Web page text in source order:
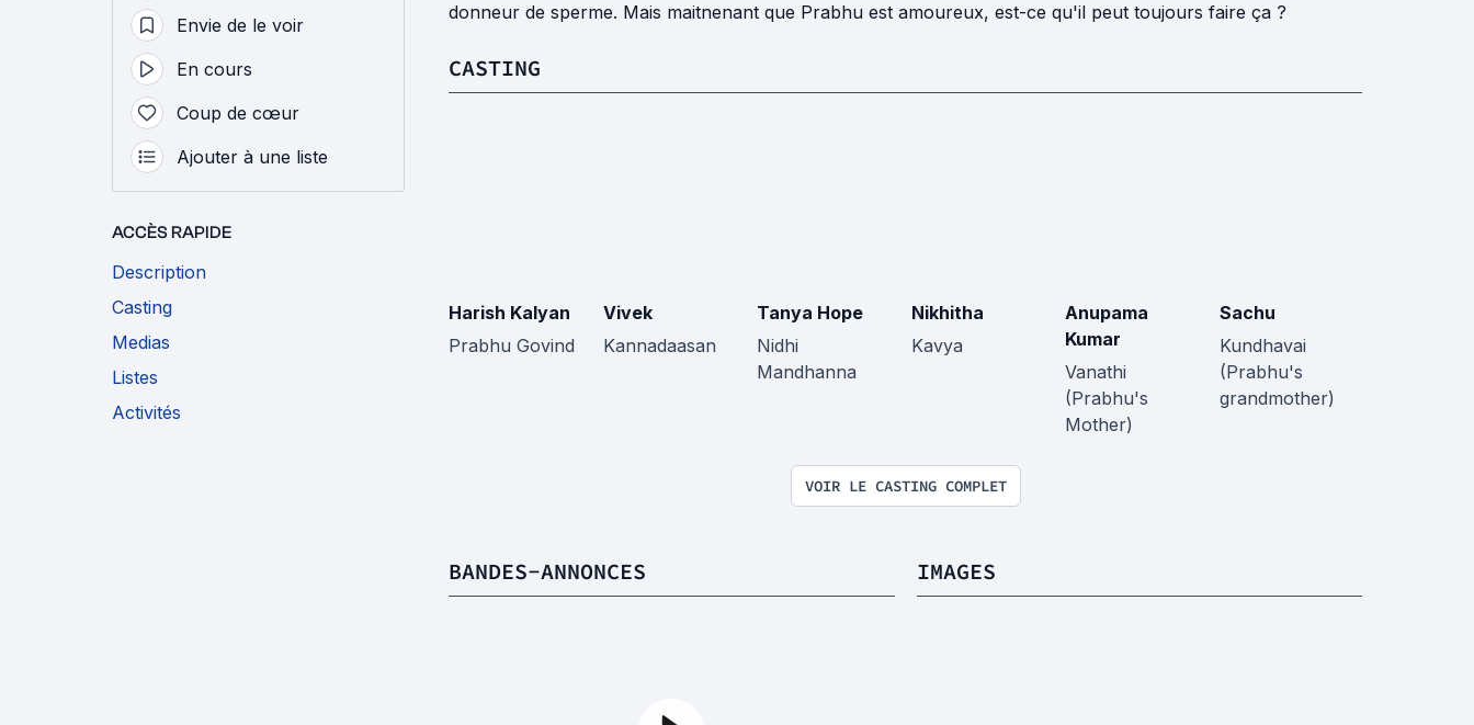
Envie de le voir
En cours
Coup de cœur
Ajouter à une liste
ACCÈS RAPIDE
Description
Casting
Medias
Listes
Activités
donneur de sperme. Mais maitnenant que Prabhu est amoureux, est-ce qu'il peut toujours faire ça ?
CASTING
Harish Kalyan
Prabhu Govind
Vivek
Kannadaasan
Tanya Hope
Nidhi
Mandhanna
Nikhitha
Kavya
Anupama
Kumar
Vanathi
(Prabhu's
Mother)
Sachu
Kundhavai
(Prabhu's
grandmother)
VOIR LE CASTING COMPLET
BANDES-ANNONCES IMAGES